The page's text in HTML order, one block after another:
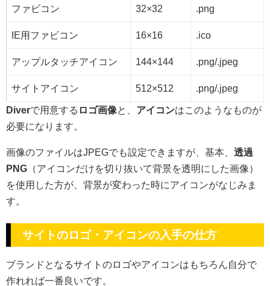
ファビコン 32×32 .png
IE用ファビコン 16×16 .ico
アップルタッチアイコン 144×144 .png/.jpeg
サイトアイコン 512×512 .png/.jpeg
Diverで用意する ロゴ画像 と、 アイコンはこのようなものが
必要になります。
画像のファイルはJPEGでも設定できますが、基本、 透過
PNG （アイコンだけを切り抜いて背景を透明にした画像）
を使用した方が、背景が変わった時にアイコンがなじみま
す。
サイトのロゴ・アイコンの入手の仕方
ブランドとなるサイトのロゴやアイコンはもちろん自分で
作れれば一番良いです。